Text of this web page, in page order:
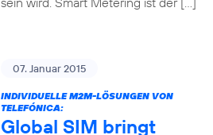
07. Januar 2015
INDIVIDUELLE M2M-LÖSUNGEN VON
TELEFÓNICA:
Global SIM bringt